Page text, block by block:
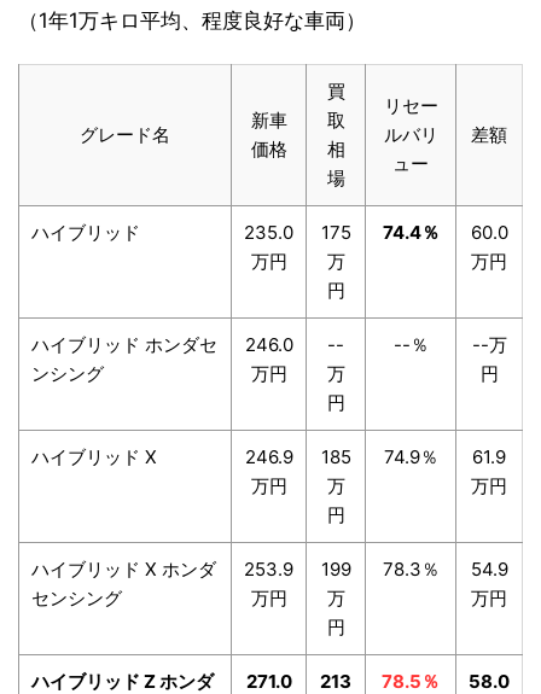
（1年1万キロ平均、程度良好な車両）
グレード名
新車
価格
買
取
相
場
リセー
ルバリ
ュー
差額
ハイブリッド
235.0
万円
175
万
円
74.4％
60.0
万円
ハイブリッド ホンダセ
ンシング
246.0
万円
--
万
円
--％
--万
円
ハイブリッド X
246.9
万円
185
万
円
74.9％
61.9
万円
ハイブリッド X ホンダ
センシング
253.9
万円
199
万
円
78.3％
54.9
万円
ハイブリッド Z ホンダ
271.0
213
78.5％
58.0